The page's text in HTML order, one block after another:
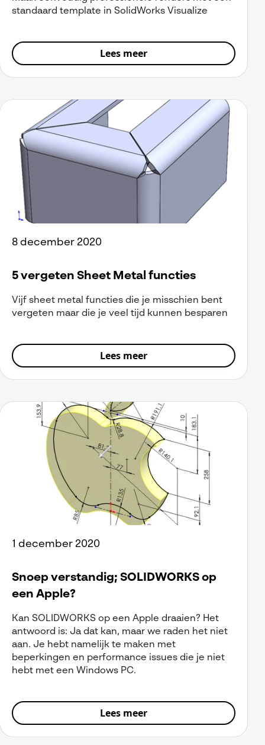
standaard template in SolidWorks Visualize
Lees meer
8 december 2020
5 vergeten Sheet Metal functies
Vijf sheet metal functies die je misschien bent
vergeten maar die je veel tijd kunnen besparen
Lees meer
1 december 2020
Snoep verstandig; SOLIDWORKS op
een Apple?
Kan SOLIDWORKS op een Apple draaien? Het
antwoord is: Ja dat kan, maar we raden het niet
aan. Je hebt namelijk te maken met
beperkingen en performance issues die je niet
hebt met een Windows PC.
Lees meer